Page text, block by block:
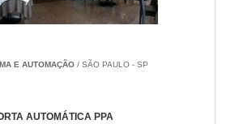
E AUTOMAÇÃO/ SÃO PAULO - SP
AUTOMÁTICA PPA